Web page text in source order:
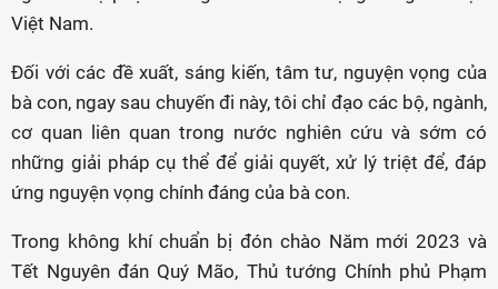
Việt Nam.
Đối với các đề xuất, sáng kiến, tâm tư, nguyện vọng của
bà con, ngay sau chuyến đi này, tôi chỉ đạo các bộ, ngành,
cơ quan liên quan trong nước nghiên cứu và sớm có
những giải pháp cụ thể để giải quyết, xử lý triệt để, đáp
ứng nguyện vọng chính đáng của bà con.
Trong không khí chuẩn bị đón chào Năm mới 2023 và
Tết Nguyên đán Quý Mão, Thủ tướng Chính phủ Phạm